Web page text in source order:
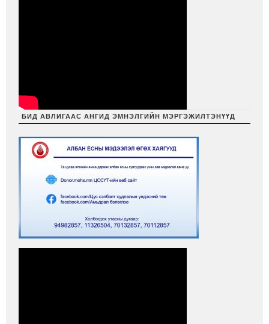
БИД АВЛИГААС АНГИД ЭМНЭЛГИЙН МЭРГЭЖИЛТЭНҮҮД